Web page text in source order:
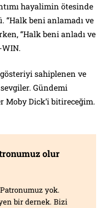
hayalimin ötesinde
beni anlamadı ve
“Halk beni anladı ve
WIN.
sahiplenen ve
Gündemi
Moby Dick’i bitireceğim.
olur
yok.
bir dernek. Bizi